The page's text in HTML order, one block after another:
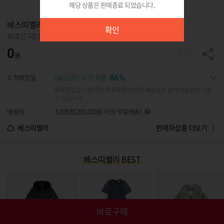
해당 상품은 판매종료 되었습니다.
확인